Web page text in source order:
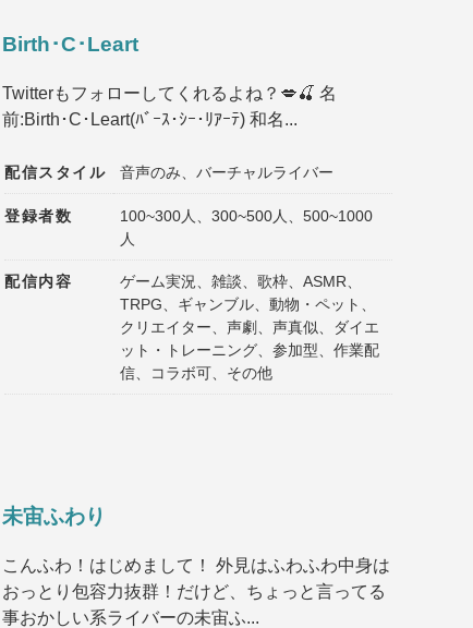
Birth･C･Leart
Twitterもフォローしてくれるよね？💋🍒 名
前:Birth･C･Leart(ﾊﾞｰｽ･ｼｰ･ﾘｱｰﾃ) 和名...
配信スタイル 音声のみ、バーチャルライバー
登録者数
100~300人、300~500人、500~1000
人
配信内容
ゲーム実況、雑談、歌枠、ASMR、
TRPG、ギャンブル、動物・ペット、
クリエイター、声劇、声真似、ダイエ
ット・トレーニング、参加型、作業配
信、コラボ可、その他
未宙ふわり
こんふわ！はじめまして！ 外見はふわふわ中身は
おっとり包容力抜群！だけど、ちょっと言ってる
事おかしい系ライバーの未宙ふ...